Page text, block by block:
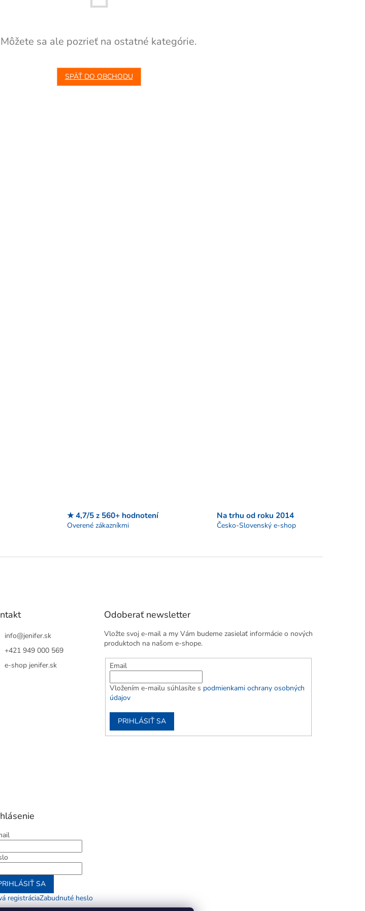
Môžete sa ale pozrieť na ostatné kategórie.
SPÄŤ DO OBCHODU
★ 4,7/5 z 560+ hodnotení
Overené zákazníkmi
Na trhu od roku 2014
Česko-Slovenský e-shop
info@jenifer.sk
+421 949 000 569
e-shop jenifer.sk
Odoberať newsletter
Vložte svoj e-mail a my Vám budeme zasielať informácie o nových
produktoch na našom e-shope.
Email
Vložením e-mailu súhlasíte s podmienkami ochrany osobných
údajov
PRIHLÁSIŤ SA
5 hviezdičiek.
SA
registráciaZabudnuté heslo